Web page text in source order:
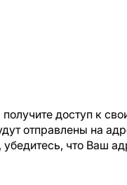
доступ к
отправлены на
что Ваш